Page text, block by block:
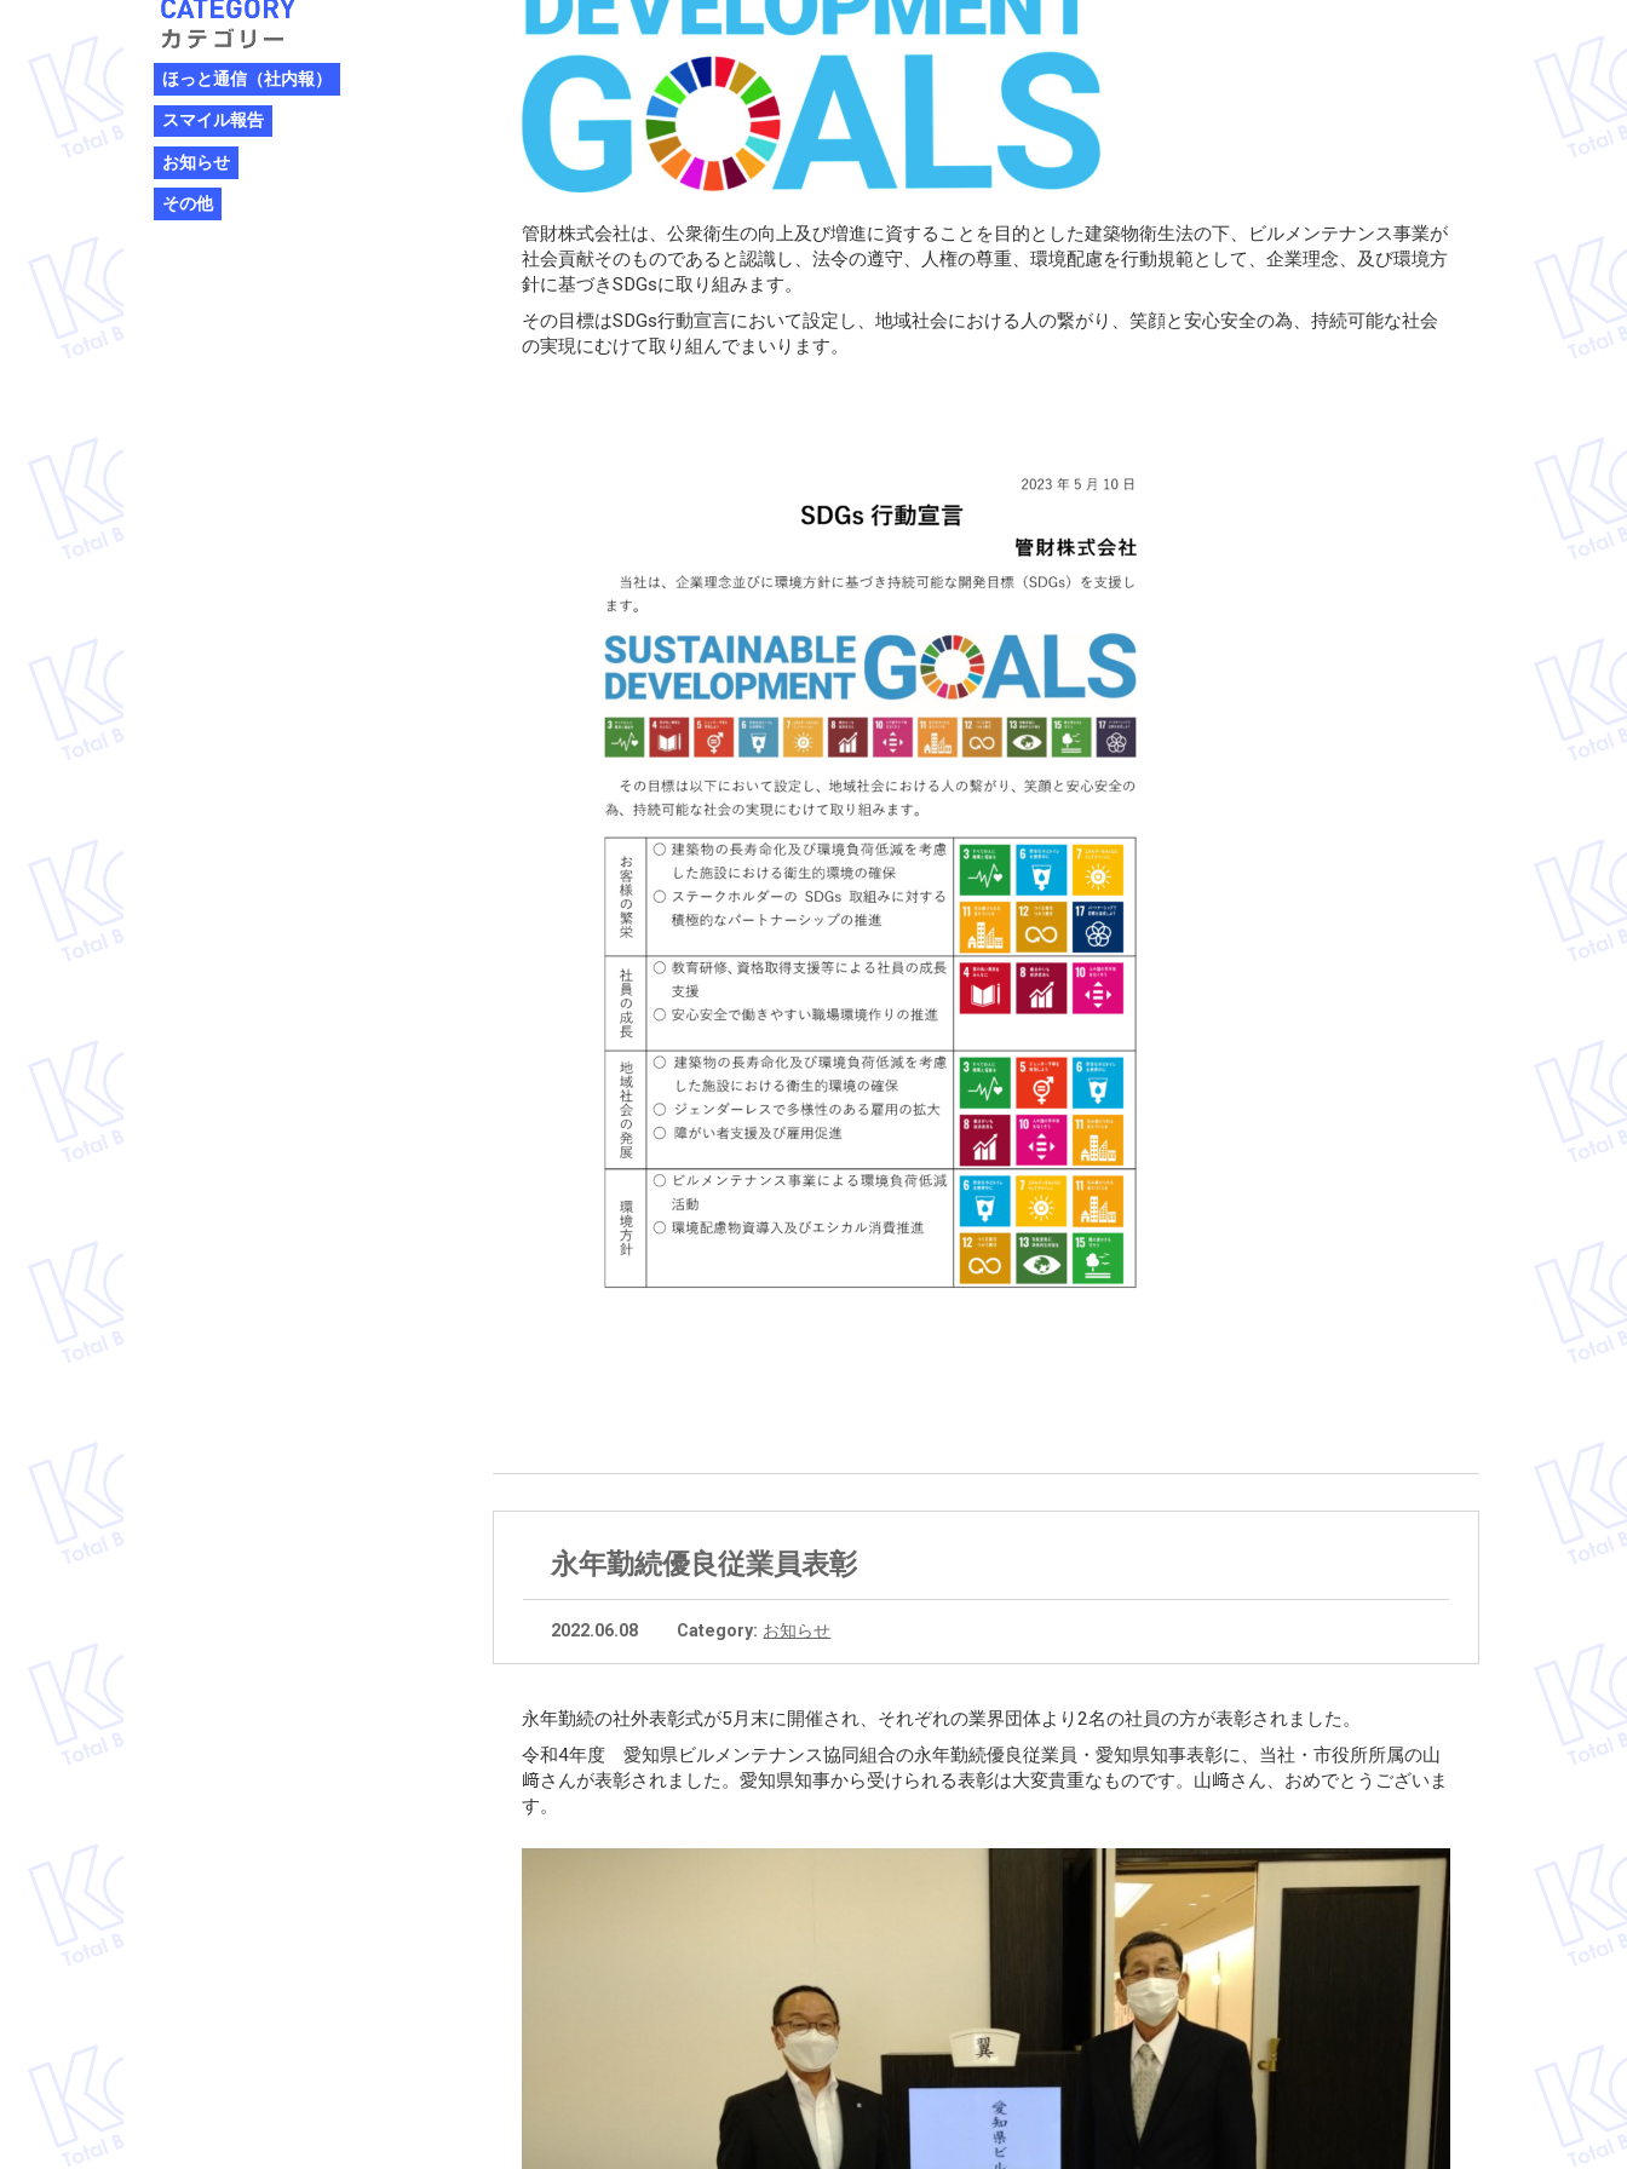
管財株式会社は、公衆衛生の向上及び増進に資することを目的とした建築物衛生法の下、ビルメンテナンス事業が
社会貢献そのものであると認識し、法令の遵守、人権の尊重、環境配慮を行動規範として、企業理念、及び環境方
針に基づきSDGsに取り組みます。
その目標はSDGs行動宣言において設定し、地域社会における人の繋がり、笑顔と安心安全の為、持続可能な社会
の実現にむけて取り組んでまいります。
永年勤続優良従業員表彰
2022.06.08 Category: お知らせ
永年勤続の社外表彰式が5月末に開催され、それぞれの業界団体より2名の社員の方が表彰されました。
令和4年度 愛知県ビルメンテナンス協同組合の永年勤続優良従業員・愛知県知事表彰に、当社・市役所所属の山
﨑さんが表彰されました。愛知県知事から受けられる表彰は大変貴重なものです。山﨑さん、おめでとうございま
す。
ほっと通信（社内報）
スマイル報告
お知らせ
その他